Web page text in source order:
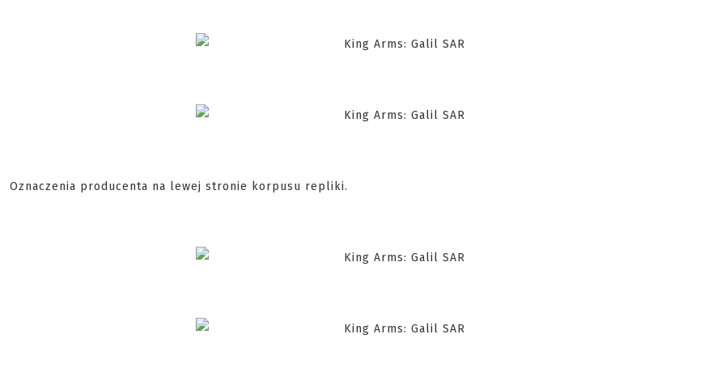
Oznaczenia producenta na lewej stronie korpusu repliki.